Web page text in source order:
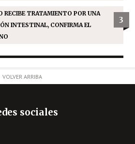
RECIBE TRATAMIENTO POR UNA
INTESTINAL, CONFIRMA EL
3
VOLVER ARRIBA
sociales